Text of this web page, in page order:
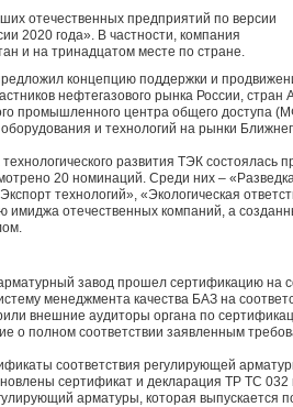
отечественных предприятий по версии
2020 года». В частности, компания
и на тринадцатом месте по стране.
концепцию поддержки и
нефтегазового рынка России,
промышленного центра общего доступа
и технологий на рынки
развития ТЭК состоялась
20 номинаций. Среди них –
технологий», «Экологическая
отечественных компаний, а
завод прошел сертификацию на
менеджмента качества БАЗ на
внешние аудиторы органа по
о полном соответствии заявленным
соответствия регулирующей
сертификат и декларация ТР ТС
арматуры, которая выпускается